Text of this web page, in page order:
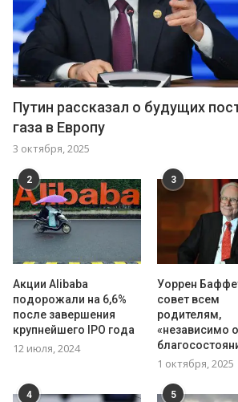
Путин рассказал о будущих
газа в Европу
3 октября, 2025
2
Акции Alibaba
подорожали на 6,6%
после завершения
крупнейшего IPO года
12 июля, 2024
3
Уоррен
совет всем
родителям,
«независимо
1 октября, 2025
4 5